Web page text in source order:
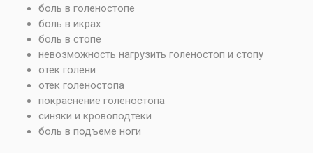
боль в голеностопе
боль в икрах
боль в стопе
невозможность нагрузить голеностоп и стопу
отек голени
отек голеностопа
покраснение голеностопа
синяки и кровоподтеки
боль в подъеме ноги